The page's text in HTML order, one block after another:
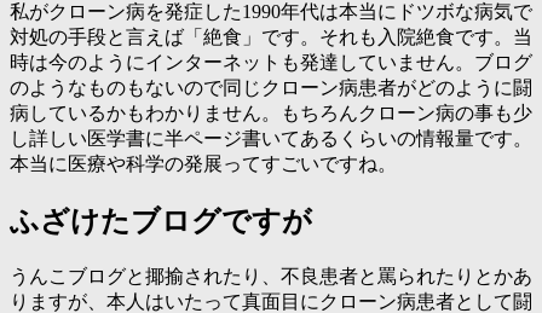
私がクローン病を発症した1990年代は本当にドツボな病気で
対処の手段と言えば「絶食」です。それも入院絶食です。当
時は今のようにインターネットも発達していません。ブログ
のようなものもないので同じクローン病患者がどのように闘
病しているかもわかりません。もちろんクローン病の事も少
し詳しい医学書に半ページ書いてあるくらいの情報量です。
本当に医療や科学の発展ってすごいですね。
ふざけたブログですが
うんこブログと揶揄されたり、不良患者と罵られたりとかあ
りますが、本人はいたって真面目にクローン病患者として闘